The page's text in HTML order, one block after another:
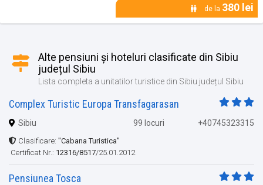
de la 380 lei
Alte pensiuni și hoteluri clasificate din Sibiu
județul Sibiu
Lista completa a unitatilor turistice din Sibiu județul Sibiu
Complex Turistic Europa Transfagarasan
Sibiu 99 locuri +40745323315
Clasificare: "Cabana Turistica"
Certificat Nr.: 12316/8517/25.01.2012
Pensiunea Tosca